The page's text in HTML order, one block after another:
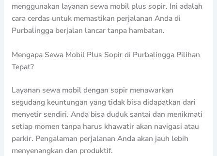
menggunakan layanan sewa mobil plus sopir. Ini adalah
cara cerdas untuk memastikan perjalanan Anda di
Purbalingga berjalan lancar tanpa hambatan.
Mengapa Sewa Mobil Plus Sopir di Purbalingga Pilihan
Tepat?
Layanan sewa mobil dengan sopir menawarkan
segudang keuntungan yang tidak bisa didapatkan dari
menyetir sendiri. Anda bisa duduk santai dan menikmati
setiap momen tanpa harus khawatir akan navigasi atau
parkir. Pengalaman perjalanan Anda akan jauh lebih
menyenangkan dan produktif.